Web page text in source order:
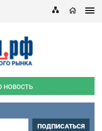
НОВОСТЬ
ПОДПИСАТЬСЯ